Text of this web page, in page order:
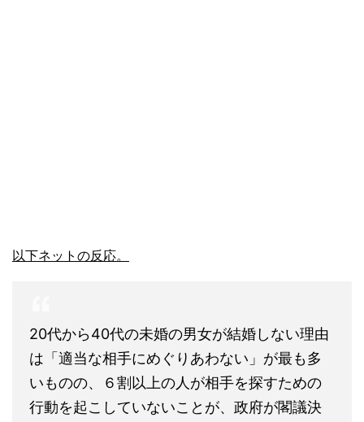
以下ネットの反応。
20代から40代の未婚の男女が結婚しない理由
は「適当な相手にめぐりあわない」が最も多
いものの、６割以上の人が相手を探すための
行動を起こしていないことが、政府が閣議決